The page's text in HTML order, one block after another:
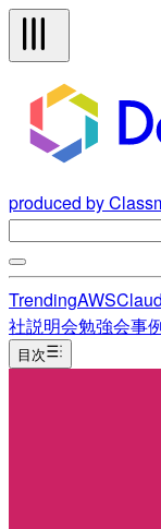
produced by
TrendingAWS
社説明会勉強会事
目次